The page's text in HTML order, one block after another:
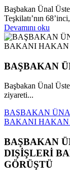
Başbakan Ünal
Teşkilatı’nın
Devamını oku
BAŞBAKAN
Başbakan Ünal
ziyareti...
BAŞBAKAN
BAKANI HAKAN
BAŞBAKAN
DIŞİŞLERİ
GÖRÜŞTÜ